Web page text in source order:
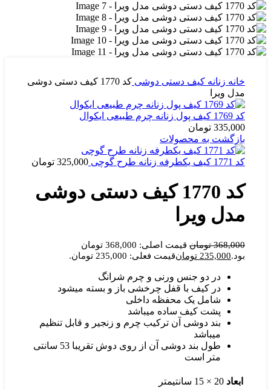
خانه زنانه کیف دستی دوشی
کد 1770 کیف دستی دوشی
مدل ویرا
کد 1769 کیف پول زنانه چرم طبیعی ایکوال
335,000 تومان
بازگشت به محصولات
کد 1771 کیف یکطرفه زنانه طرح گوچی 325,000 تومان
کد 1770 کیف دستی دوشی
مدل ویرا
368,000 تومان
قیمت اصلی: 368,000 تومان
بود.235,000 تومانقیمت فعلی: 235,000 تومان.
در دو جنس ورنی و چرم شرانگ
در کیف با قفل چرخشی باز و بسته میشود
شامل یک محفظه داخلی
پشت کیف ساده میباشد
بند دوشی آن ترکیب چرم و زنجیر و قابل تنظیم
میباشد
طول بند دوشی آن از روی دوش تقریبا 53 سانتی
متر است
ابعاد 20 × 15 سانتیمتر